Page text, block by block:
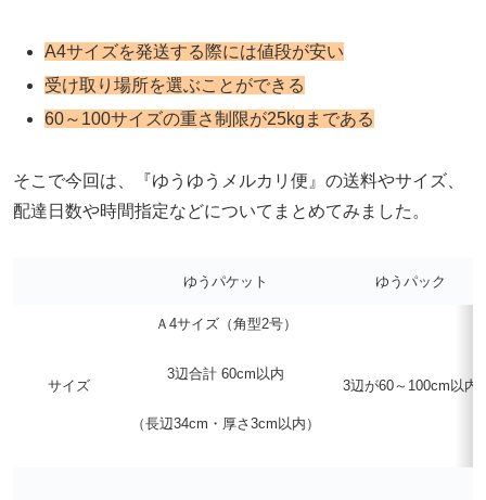
A4サイズを発送する際には値段が安い
受け取り場所を選ぶことができる
60～100サイズの重さ制限が25kgまである
そこで今回は、『ゆうゆうメルカリ便』の送料やサイズ、
配達日数や時間指定などについてまとめてみました。
ゆうパケット ゆうパック
サイズ
Ａ4サイズ（角型2号）
3辺合計 60cm以内
（長辺34cm・厚さ3cm以内）
3辺が60～100cm以内